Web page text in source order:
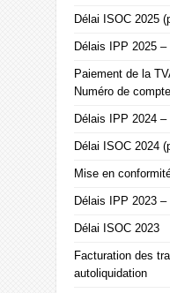
Délai ISOC 2025
Délais IPP 2025
Paiement de la
Numéro de
Délais IPP 2024
Délai ISOC 2024
Mise en
Délais IPP 2023
Délai ISOC 2023
Facturation des
autoliquidation